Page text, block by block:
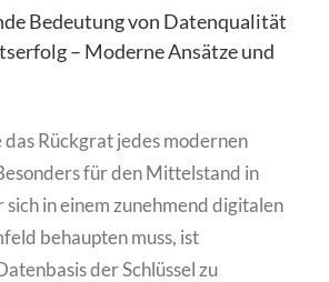
Bedeutung von Datenqualität
– Moderne Ansätze und
Rückgrat jedes modernen
für den Mittelstand in
in einem zunehmend digitalen
behaupten muss, ist
der Schlüssel zu